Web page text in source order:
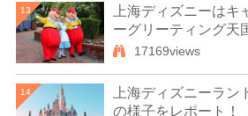
13
上海ディズニーはキ
ーグリーティング天
17169views
14
上海ディズニーラン
の様子をレポート！